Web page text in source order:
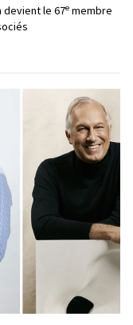
devient le 67e membre